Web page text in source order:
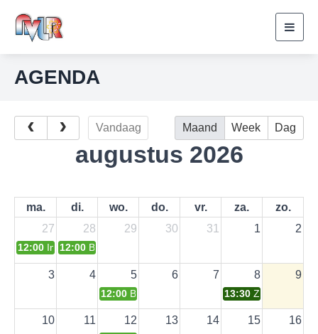
AGENDA
Vandaag Maand Week Dag
augustus 2026
ma. di. wo. do. vr. za.
zo.
27
28 29 30 31 1 2
12:00 Indonesische maaltijd - l’Atelier in Caunes Minervois
12:00 Bijpraatlunch Aigne
3 4 5 6 7 8 9
12:00 Bijpraatlunch Brugairolles
13:30 Zeilmiddag
10 11 12 13 14 15 16